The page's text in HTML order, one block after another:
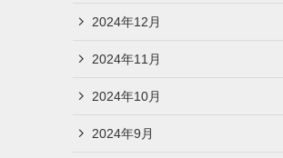
2024年12月
2024年11月
2024年10月
2024年9月